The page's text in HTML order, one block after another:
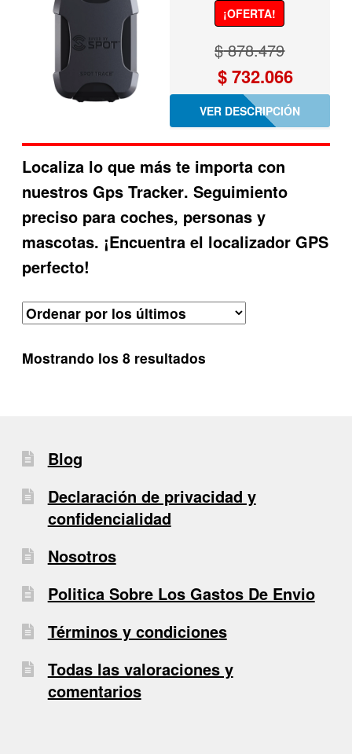
¡OFERTA!
$878.479
El
precio
original
era:
$ 878.479.
$732.066El
precio
actual
es:
VER DESCRIPCIÓN
Localiza lo que más te importa con
nuestrosGps Tracker. Seguimiento
preciso para coches, personas y
mascotas. ¡Encuentra el localizador GPS
perfecto!
Mostrando los 8 resultados
Blog
Declaración de privacidad y
confidencialidad
Nosotros
Politica Sobre Los Gastos De Envio
Términos y condiciones
Todas las valoraciones y
comentarios